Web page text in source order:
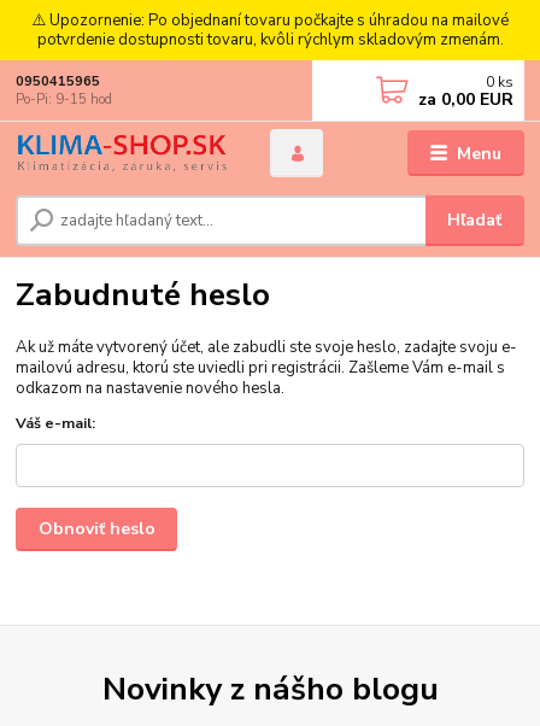
⚠️ Upozornenie: Po objednaní tovaru počkajte s úhradou na mailové
potvrdenie dostupnosti tovaru, kvôli rýchlym skladovým zmenám.
Menu
Hľadať
0950415965
Po-Pi: 9-15 hod
0 ks
za 0,00 EUR
Zabudnuté heslo
Ak už máte vytvorený účet, ale zabudli ste svoje heslo, zadajte svoju e-
mailovú adresu, ktorú ste uviedli pri registrácii. Zašleme Vám e-mail s
odkazom na nastavenie nového hesla.
Váš e-mail:
Obnoviť heslo
Novinky z nášho blogu